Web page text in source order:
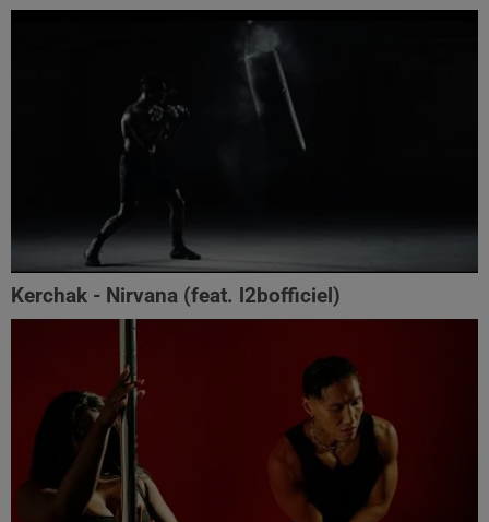
Kerchak - Nirvana (feat. ‪l2bofficiel‬)